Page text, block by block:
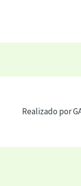
Realizado por